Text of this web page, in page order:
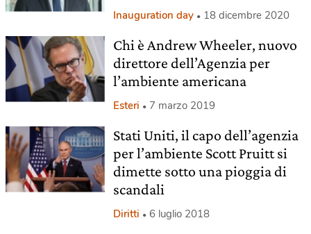
Inauguration day 18 dicembre 2020
Chi è Andrew Wheeler, nuovo
direttore dell’Agenzia per
l’ambiente americana
Esteri 7 marzo 2019
Stati Uniti, il capo dell’agenzia
per l’ambiente Scott Pruitt si
dimette sotto una pioggia di
scandali
Diritti 6 luglio 2018